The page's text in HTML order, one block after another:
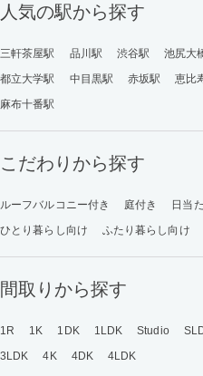
人気の駅から探す
三軒茶屋駅 品川駅 渋谷駅 池尻大
都立大学駅
中目黒駅 赤坂駅 恵比
麻布十番駅
こだわりから探す
ルーフバルコニー付き 庭付き 日当
ひとり暮らし向け
ふたり暮らし向け
間取りから探す
1R 1K 1DK 1LDK Studio
3LDK
4K 4DK 4LDK